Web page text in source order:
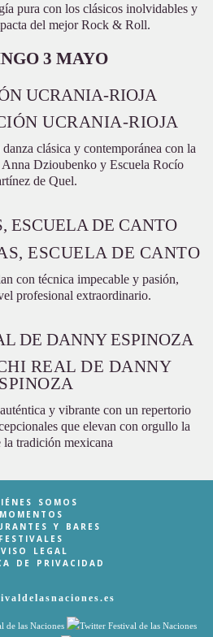
pura con los clásicos inolvidables y
del mejor Rock & Roll.
3 MAYO
UCRANIA-RIOJA
clásica y contemporánea con la
Dzioubenko y Escuela Rocío
de Quel.
ESCUELA DE CANTO
con técnica impecable y pasión,
profesional extraordinario.
REAL DE DANNY
y vibrante con un repertorio
que elevan con orgullo la
la tradición mexicana
SOMOS
MOMENTOS
Y BARES
FESTIVALES
LEGAL
DE PRIVACIDAD